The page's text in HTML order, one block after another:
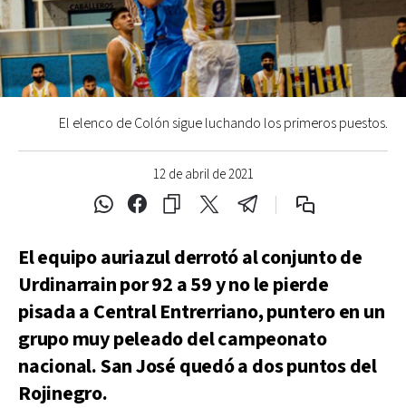
12 de abril de 2021
El elenco de Colón sigue luchando los primeros puestos.
El equipo auriazul derrotó al conjunto de
Urdinarrain por 92 a 59 y no le pierde
pisada a Central Entrerriano, puntero en un
grupo muy peleado del campeonato
nacional. San José quedó a dos puntos del
Rojinegro.